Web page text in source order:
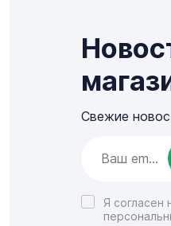
Свежие
Я согласен